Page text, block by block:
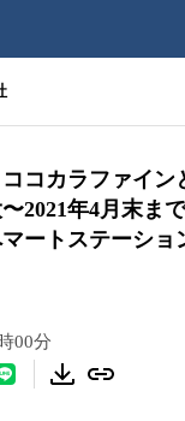
コカラファイン
2021年4月末ま
ートステーショ
00分